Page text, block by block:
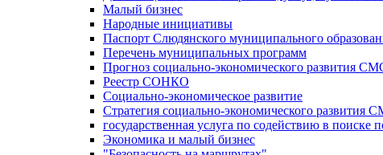
Малый бизнес
Народные инициативы
Паспорт Слюдянского муниципального
Перечень муниципальных программ
Прогноз социально-экономического развития
Реестр СОНКО
Социально-экономическое развитие
Стратегия социально-экономического развития
государственная услуга по содействию в поиске
Экономика и малый бизнес